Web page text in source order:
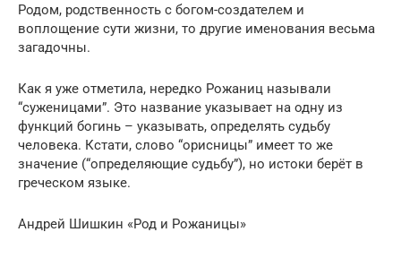
Родом, родственность с богом-создателем и
воплощение сути жизни, то другие именования весьма
загадочны.
Как я уже отметила, нередко Рожаниц называли
“суженицами”. Это название указывает на одну из
функций богинь – указывать, определять судьбу
человека. Кстати, слово “орисницы” имеет то же
значение (“определяющие судьбу”), но истоки берёт в
греческом языке.
Андрей Шишкин «Род и Рожаницы»